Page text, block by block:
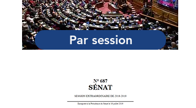
Par session